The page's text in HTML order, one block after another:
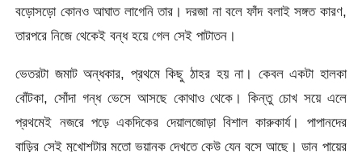
বড়োসড়ো কোনও আঘাত লাগেনি তার। দরজা না বলে ফাঁদ বলাই সঙ্গত কারণ,
তারপরে নিজে থেকেই বন্ধ হয়ে গেল সেই পাটাতন।
ভেতরটা জমাট অন্ধকার, প্রথমে কিছু ঠাহর হয় না। কেবল একটা হালকা
বোঁটকা, সোঁদা গন্ধ ভেসে আসছে কোথাও থেকে। কিন্তু চোখ সয়ে এলে
প্রথমেই নজরে পড়ে একদিকের দেয়ালজোড়া বিশাল কারুকার্য। পাপানদের
বাড়ির সেই মুখোশটার মতো ভয়ানক দেখতে কেউ যেন বসে আছে। ডান পায়ের